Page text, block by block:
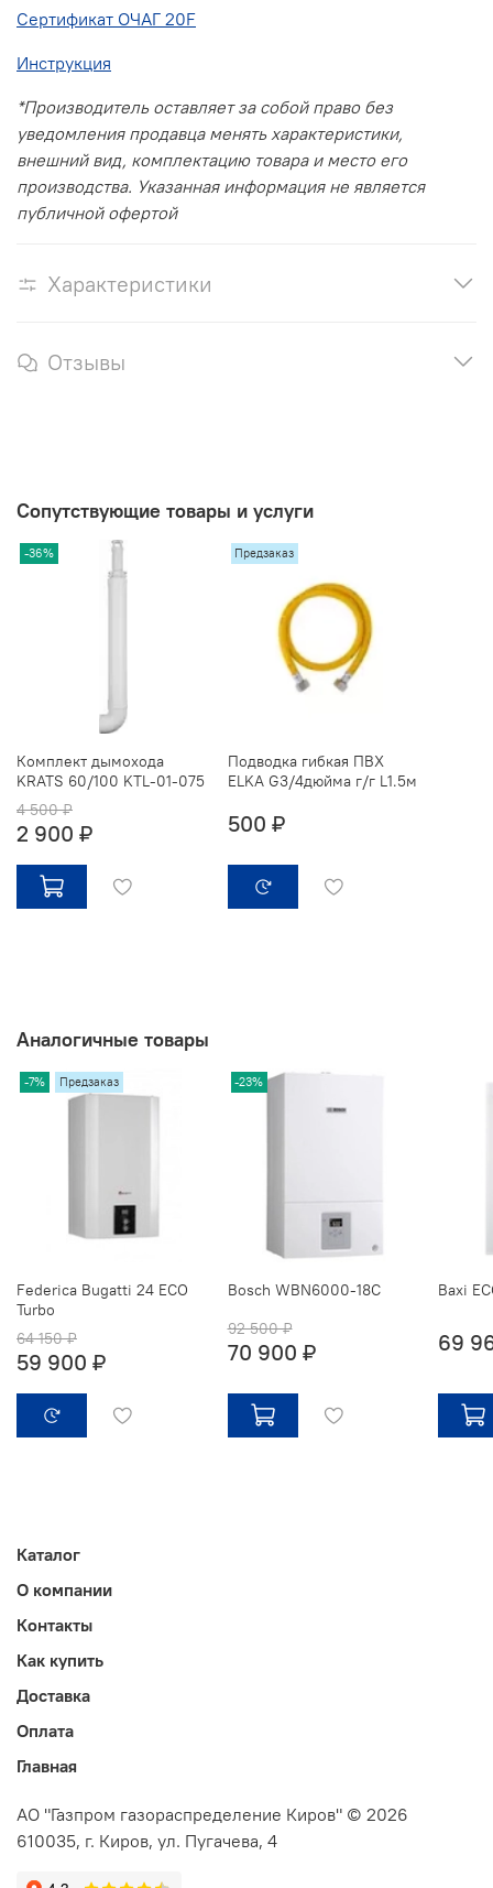
Сертификат ОЧАГ 20F
Инструкция
*Производитель оставляет за собой право без
уведомления продавца менять характеристики,
внешний вид, комплектацию товара и место его
производства. Указанная информация не является
публичной офертой
Характеристики
Отзывы
Сопутствующие товары и услуги
-36%
Комплект дымохода
KRATS 60/100 KTL-01-075
4 500 ₽
2 900 ₽
Предзаказ
Подводка гибкая ПВХ
ELKA G3/4дюйма г/г L1.5м
500 ₽
Аналогичные товары
-7% Предзаказ
Federica Bugatti 24 ECO
Turbo
64 150 ₽
59 900 ₽
-23%
Bosch WBN6000-18С
92 500 ₽
70 900 ₽
Baxi
69
Каталог
О компании
Контакты
Как купить
Доставка
Оплата
Главная
АО "Газпром газораспределение Киров" © 2026
610035, г. Киров, ул. Пугачева, 4